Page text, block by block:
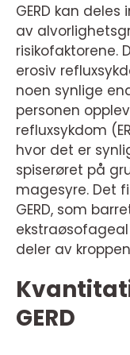
GERD kan
av
risikofaktorene.
erosiv
noen synlige
personen
refluxsykdom
hvor det er
spiserøret på
magesyre. Det
GERD, som
ekstraøsofageal
deler av
GERD